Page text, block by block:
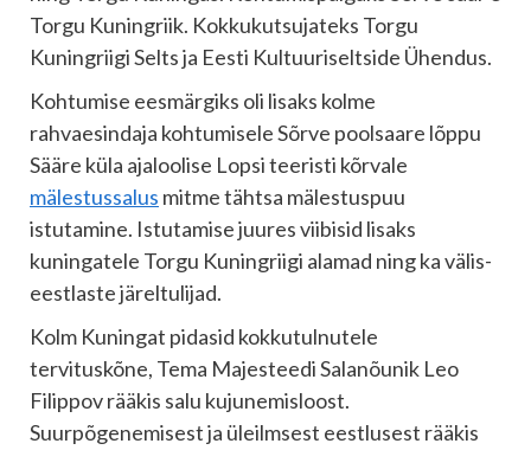
Torgu Kuningriik. Kokkukutsujateks Torgu
Kuningriigi Selts ja Eesti Kultuuriseltside Ühendus.
Kohtumise eesmärgiks oli lisaks kolme
rahvaesindaja kohtumisele Sõrve poolsaare lõppu
Sääre küla ajaloolise Lopsi teeristi kõrvale
mälestussalus mitme tähtsa mälestuspuu
istutamine. Istutamise juures viibisid lisaks
kuningatele Torgu Kuningriigi alamad ning ka välis-
eestlaste järeltulijad.
Kolm Kuningat pidasid kokkutulnutele
tervituskõne, Tema Majesteedi Salanõunik Leo
Filippov rääkis salu kujunemisloost.
Suurpõgenemisest ja üleilmsest eestlusest rääkis